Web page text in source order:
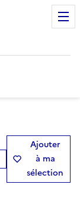
Ajouter
à ma
sélection